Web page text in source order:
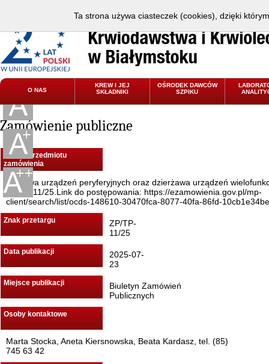
O NAS
KREW I JEJ
SKŁADNIKI
OŚRODEK DAWCÓW
SZPIKU
Zamówienie publiczne
Nazwa przedmiotu
zamówienia
Dostawa urządzeń peryferyjnych oraz dzierżawa urządzeń
ZP/TP-11/25.Link do postępowania: https://ezamowienia.gov.pl/mp-
client/search/list/ocds-148610-30470fca-8077-40fa-86fd-
Znak przetargu
ZP/TP-
11/25
Data publikacji
2025-07-
23
Miejsce publikacji
Biuletyn Zamówień
Publicznych
Osoby kontaktowe
Marta Stocka, Aneta Kiersnowska, Beata Kardasz, tel. (85)
745 63 42
Ta strona używa ciasteczek (cookies), dzięki